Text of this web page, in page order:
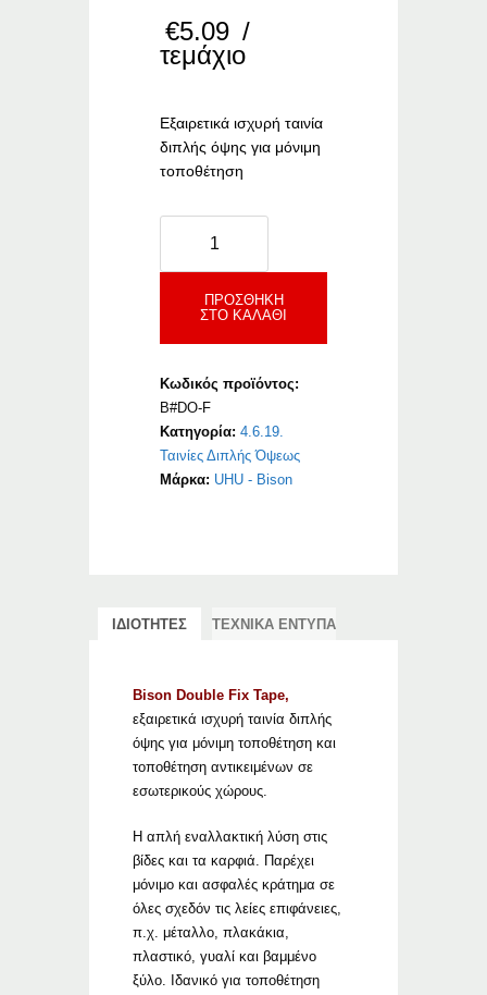
€5.09 /
τεμάχιο
Εξαιρετικά ισχυρή ταινία
διπλής όψης για μόνιμη
τοποθέτηση
Fix
ποσότητα
ΠΡΟΣΘΉΚΗ
ΣΤΟ ΚΑΛΆΘΙ
Κωδικός προϊόντος:
B#DO-F
Κατηγορία:4.6.19.
Ταινίες Διπλής Όψεως
Μάρκα: UHU - Bison
ΙΔΙΟΤΗΤΕΣ ΤΕΧΝΙΚΑ ΕΝΤΥΠΑ
Bison Double Fix Tape,
εξαιρετικά ισχυρή ταινία διπλής
όψης για μόνιμη τοποθέτηση και
τοποθέτηση αντικειμένων σε
εσωτερικούς χώρους.
Η απλή εναλλακτική λύση στις
βίδες και τα καρφιά. Παρέχει
μόνιμο και ασφαλές κράτημα σε
όλες σχεδόν τις λείες επιφάνειες,
π.χ. μέταλλο, πλακάκια,
πλαστικό, γυαλί και βαμμένο
ξύλο. Ιδανικό για τοποθέτηση